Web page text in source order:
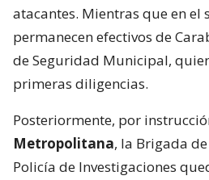
atacantes. Mientras que en el
permanecen efectivos de
de Seguridad Municipal,
primeras diligencias.
Posteriormente, por
Metropolitana, la Brigada
Policía de Investigaciones